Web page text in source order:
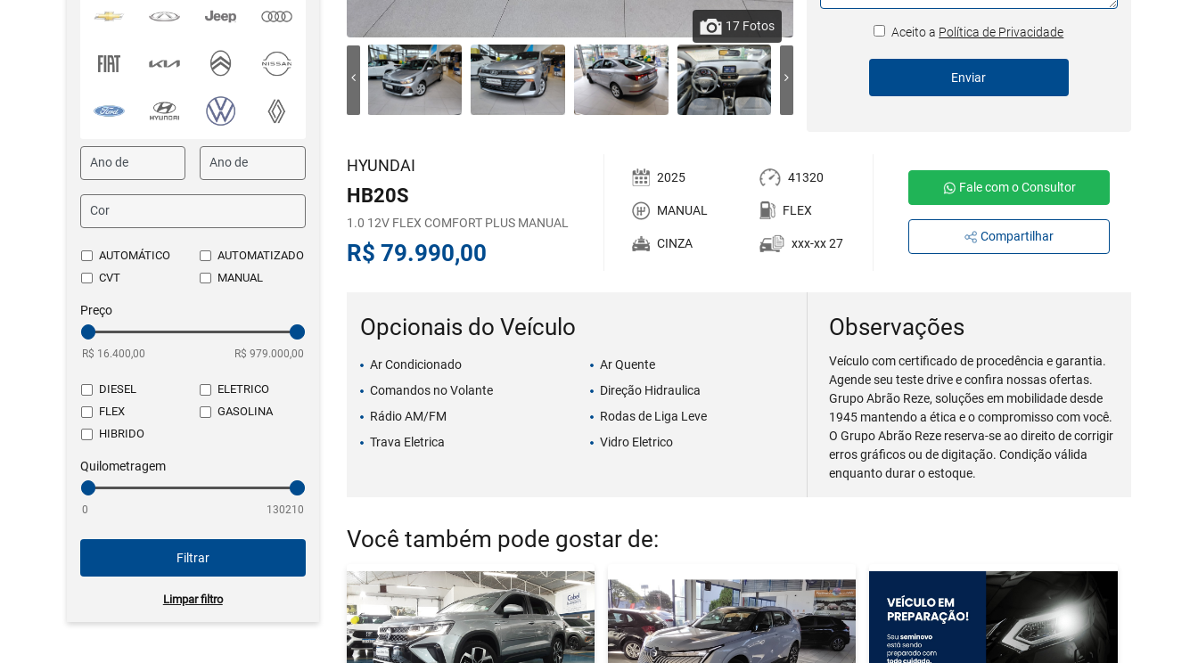
AUTOMÁTICO
AUTOMATIZADO
CVT
MANUAL
Preço
DIESEL
ELETRICO
FLEX
GASOLINA
HIBRIDO
Quilometragem
Filtrar
Limpar filtro
17 Fotos Aceito a Política de Privacidade
Enviar
HYUNDAI
HB20S
1.0 12V FLEX COMFORT PLUS MANUAL
R$ 79.990,00
2025 41320
MANUAL FLEX
CINZA xxx-xx 27
Fale com o Consultor
Compartilhar
Opcionais do Veículo
Ar Condicionado
Ar Quente
Comandos no Volante
Direção Hidraulica
Rádio AM/FM
Rodas de Liga Leve
Trava Eletrica
Vidro Eletrico
Observações
Veículo com certificado de procedência e garantia.
Agende seu teste drive e confira nossas ofertas.
Grupo Abrão Reze, soluções em mobilidade desde
1945 mantendo a ética e o compromisso com você.
O Grupo Abrão Reze reserva-se ao direito de corrigir
erros gráficos ou de digitação. Condição válida
enquanto durar o estoque.
Você também pode gostar de: